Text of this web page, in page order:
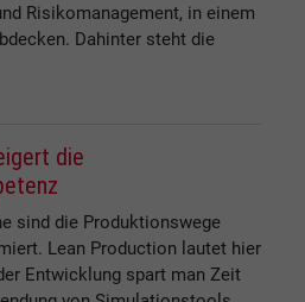
Risikomanagement, in einem
Dahinter steht die
die
sind die Produktionswege
Lean Production lautet hier
Entwicklung spart man Zeit